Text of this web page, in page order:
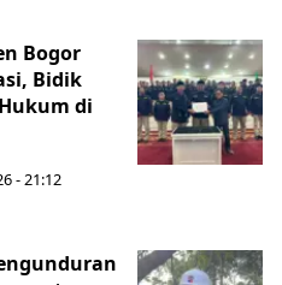
Bogor
Bidik
di
- 21:12